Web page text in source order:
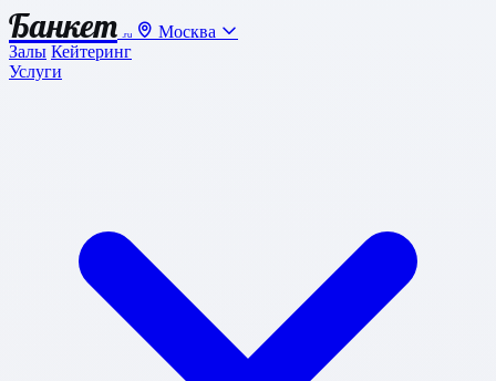
Банкет .ru
Москва
Залы Кейтеринг
Услуги